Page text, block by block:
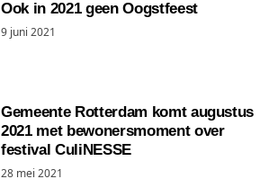
Ook in 2021 geen Oogstfeest
9 juni 2021
Gemeente Rotterdam komt augustus
2021 met bewonersmoment over
festival CuliNESSE
28 mei 2021